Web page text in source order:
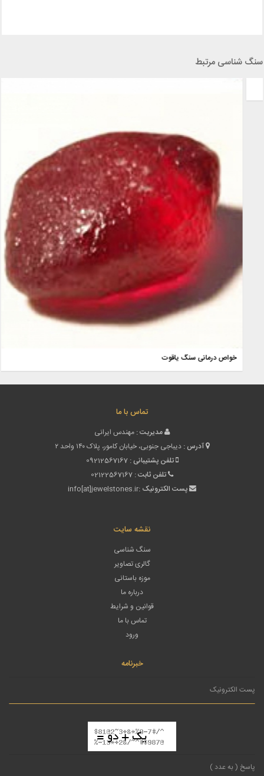
سنگ شناسی مرتبط
تماس با ما
مدیریت : مهندس ایرانی
آدرس : دیباجی جنوبی، خیابان کامور، پلاک ۱۴۰ واحد ۲
تلفن پشتیبانی : 09212567167
تلفن ثابت : 02122567167
پست الکترونیک :info[at]jewelstones.ir
نقشه سایت
سنگ شناسی
گالری تصاویر
موزه باستانی
درباره ما
قوانین و شرایط
تماس با ما
ورود
خبرنامه